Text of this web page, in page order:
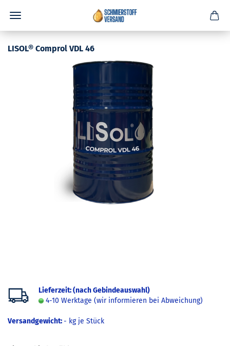
LISOL® Comprol VDL 46
Lieferzeit: (nach Gebindeauswahl)
4-10 Werktage (wir informieren bei Abweichung)
Versandgewicht:- kg je Stück